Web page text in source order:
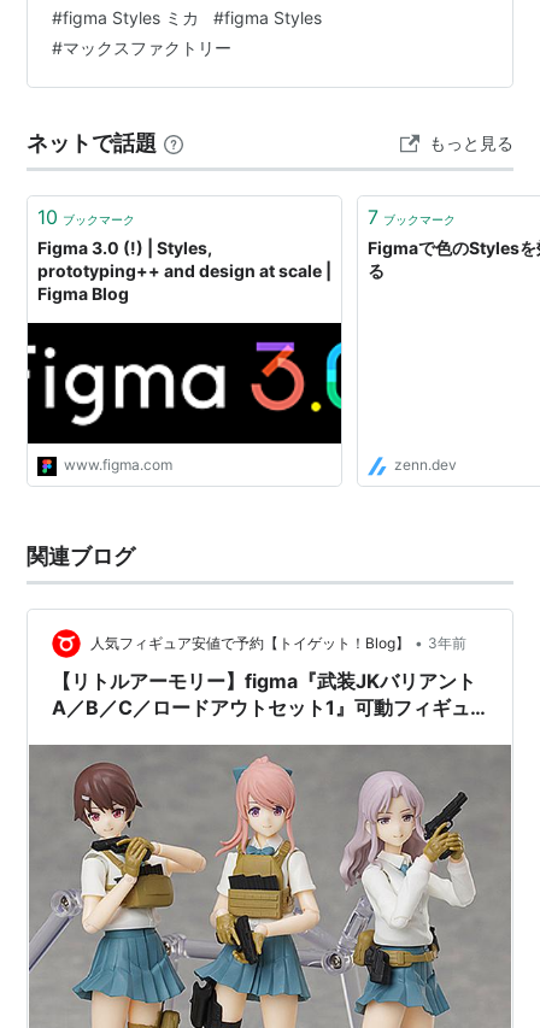
ョルセーターワンピ』と同じく、トップレス素体なので
需要はあるのか？ 「ミニスカート・チャイナワンピ」の
丈は、約6cm。 尚、ラスチック製の「組紐」パーツは両
ンスケールの全高：約13.5cm。 原型制作…
#figma Styles ミカ #figma Styles
#マックスファクトリー
ネットで話題 もっと見る
10 ブックマーク
Figma 3.0 (!) | Styles,
prototyping++ and design at scale |
Figma Blog
www.figma.com
7 ブックマーク
Figmaで色のStylesを
る
zenn.dev
関連ブログ
人気フィギュア安値で予約【トイゲット！Blog】 • 3年前
【リトルアーモリー】figma『武装JKバリアント
A／B／C／ロードアウトセット1』可動フィギュ